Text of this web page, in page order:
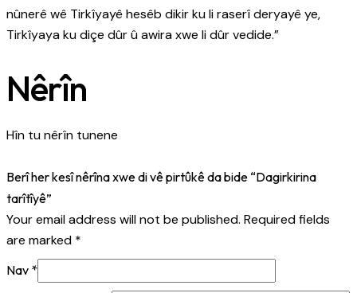
nûnerê wê Tirkîyayê hesêb dikir ku li raserî deryayê ye,
Tirkîyaya ku diçe dûr û awira xwe li dûr vedide.”
Nêrîn
Hîn tu nêrîn tunene
Berî her kesî nêrîna xwe di vê pirtûkê da bide “Dagirkirina
tarîtîyê”
Your email address will not be published. Required fields
are marked *
Nav *